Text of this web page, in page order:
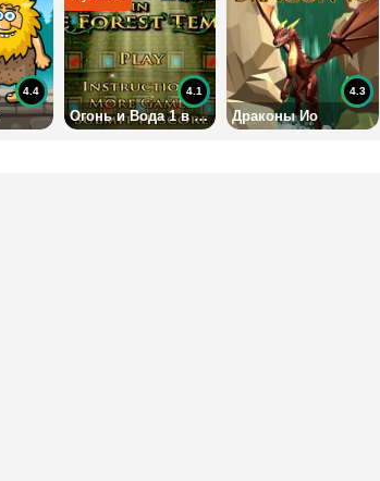
4.4
Огонь и Вода 1 в Лесном Храме
4.1
Драконы Ио
4.3